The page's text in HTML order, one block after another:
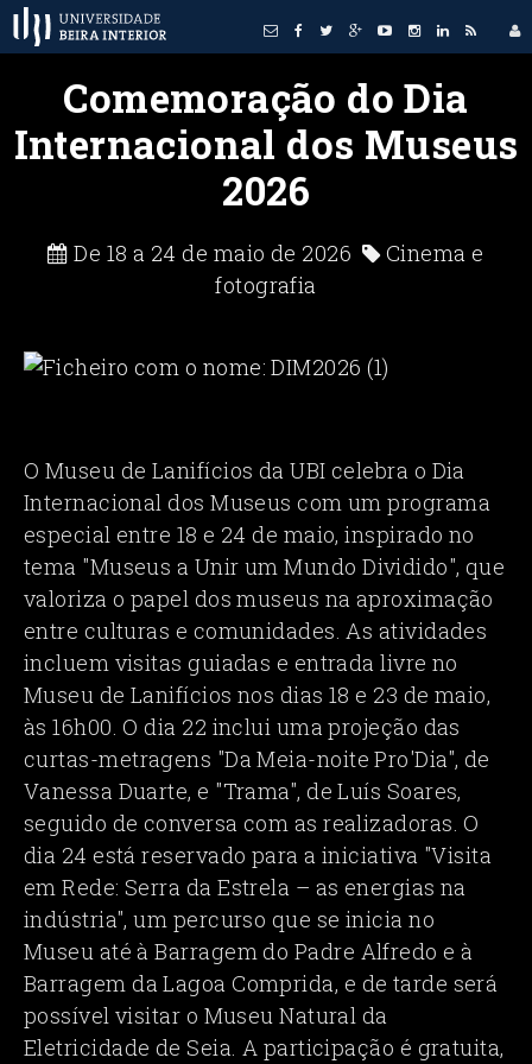
Comemoração do Dia
Internacional dos Museus
2026
De 18 a 24 de maio de 2026
Cinema e
fotografia
O Museu de Lanifícios da UBI celebra o Dia
Internacional dos Museus com um programa
especial entre 18 e 24 de maio, inspirado no
tema "Museus a Unir um Mundo Dividido", que
valoriza o papel dos museus na aproximação
entre culturas e comunidades. As atividades
incluem visitas guiadas e entrada livre no
Museu de Lanifícios nos dias 18 e 23 de maio,
às 16h00. O dia 22 inclui uma projeção das
curtas-metragens "Da Meia-noite Pro'Dia", de
Vanessa Duarte, e "Trama", de Luís Soares,
seguido de conversa com as realizadoras. O
dia 24 está reservado para a iniciativa "Visita
em Rede: Serra da Estrela – as energias na
indústria", um percurso que se inicia no
Museu até à Barragem do Padre Alfredo e à
Barragem da Lagoa Comprida, e de tarde será
possível visitar o Museu Natural da
Eletricidade de Seia. A participação é gratuita,